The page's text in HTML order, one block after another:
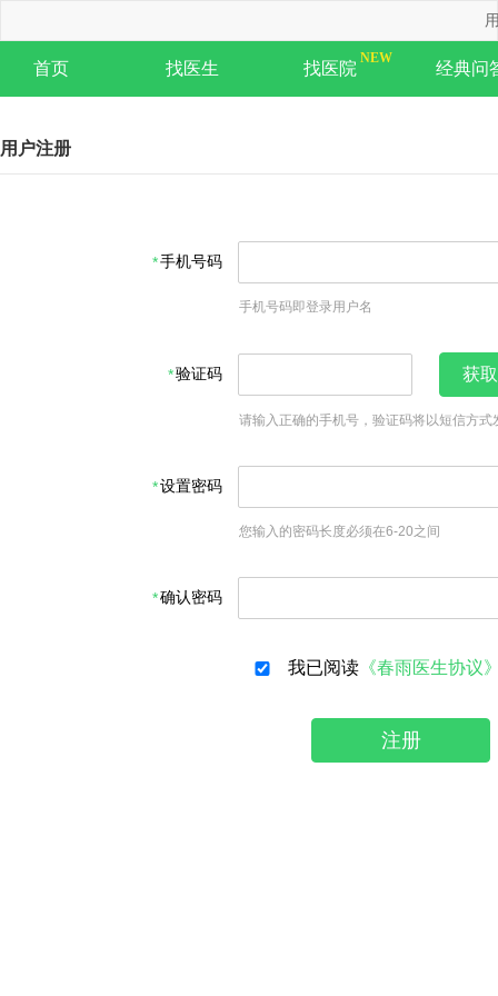
首页 找医生 找医院 经典问
用户注册
手机号码
手机号码即登录用户名
验证码 获
请输入正确的手机号，验证码将以短信方式
设置密码
您输入的密码长度必须在6-20之间
确认密码
我已阅读 《春雨医生协议
注册